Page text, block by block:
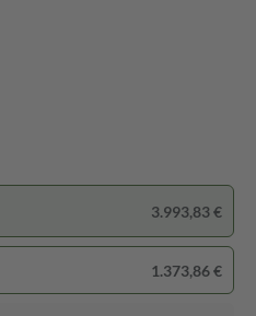
3.993,83 €
1.373,86 €